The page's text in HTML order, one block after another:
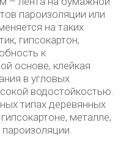
пароизоляции или
на таких
гипсокартон,
к
основе, клейкая
в угловых
водостойкостью.
типах деревянных
металле,